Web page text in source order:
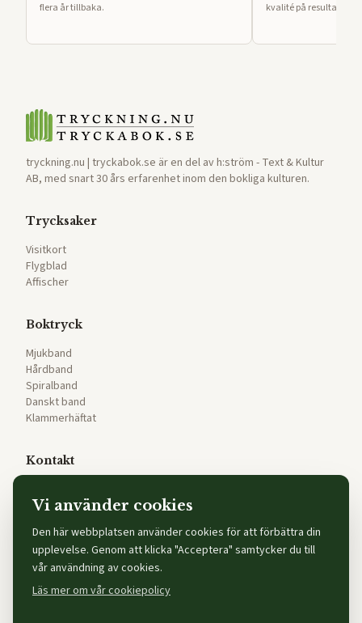
Vi använder cookies
Den här webbplatsen använder cookies för att förbättra din
upplevelse. Genom att klicka "Acceptera" samtycker du till
vår användning av cookies.
Läs mer om vår cookiepolicy
flera år tillbaka.
kvalité på resultatet.
tryckning.nu | tryckabok.se är en del av h:ström - Text & Kultur
AB, med snart 30 års erfarenhet inom den bokliga kulturen.
Trycksaker
Visitkort
Flygblad
Affischer
Boktryck
Mjukband
Hårdband
Spiralband
Danskt band
Klammerhäftat
Kontakt
090-145 405